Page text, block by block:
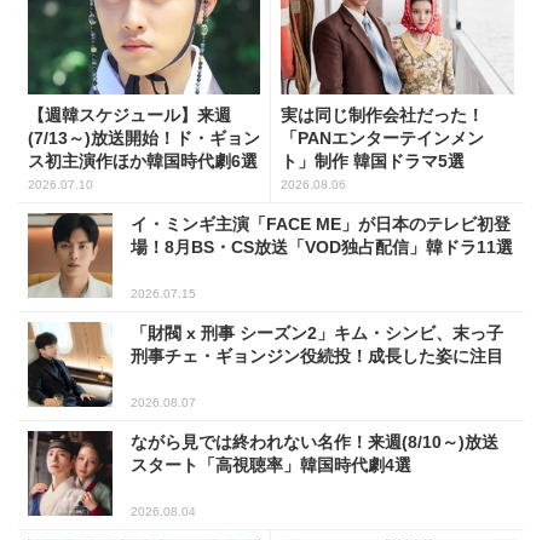
【週韓スケジュール】来週
(7/13～)放送開始！ド・ギョン
ス初主演作ほか韓国時代劇6選
2026.07.10
実は同じ制作会社だった！
「PANエンターテインメン
ト」制作 韓国ドラマ5選
2026.08.06
イ・ミンギ主演「FACE ME」が日本のテレビ初登
場！8月BS・CS放送「VOD独占配信」韓ドラ11選
2026.07.15
「財閥 x 刑事 シーズン2」キム・シンビ、末っ子
刑事チェ・ギョンジン役続投！成長した姿に注目
2026.08.07
ながら見では終われない名作！来週(8/10～)放送
スタート「高視聴率」韓国時代劇4選
2026.08.04